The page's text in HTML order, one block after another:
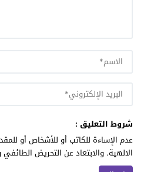
شروط التعليق :
عدم الإساءة للكاتب أو للأشخاص أو
الالهية. والابتعاد عن التحريض